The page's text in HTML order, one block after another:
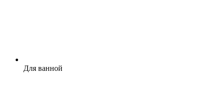
Для ванной